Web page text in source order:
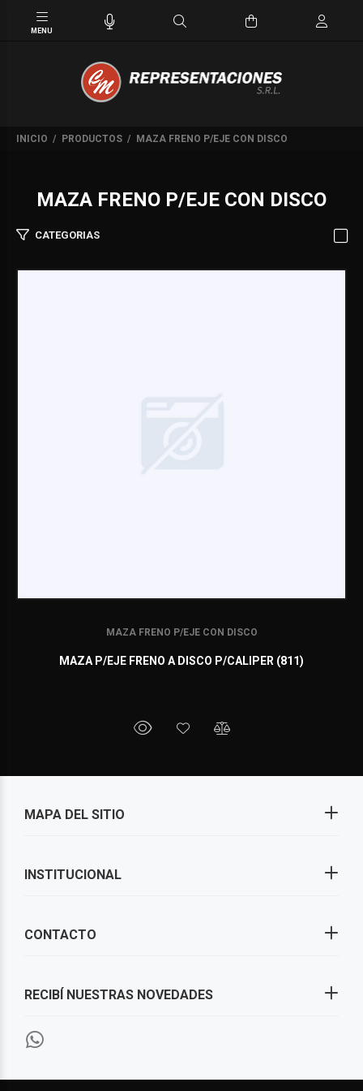
INICIO PRODUCTOS MAZA FRENO P/EJE CON DISCO
MAZA FRENO P/EJE CON DISCO
CATEGORIAS
MAZA FRENO P/EJE CON DISCO
MAZA P/EJE FRENO A DISCO P/CALIPER (811)
MAPA DEL SITIO
INSTITUCIONAL
CONTACTO
RECIBÍ NUESTRAS NOVEDADES